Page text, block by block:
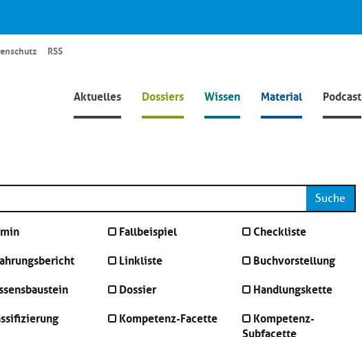
Aktuelles Dossiers Wissen Material Podcast
RSS
Suche
Fallbeispiel
Checkliste
Linkliste
Buchvorstellung
Dossier
Handlungskette
Kompetenz-Facette
Kompetenz-
Subfacette